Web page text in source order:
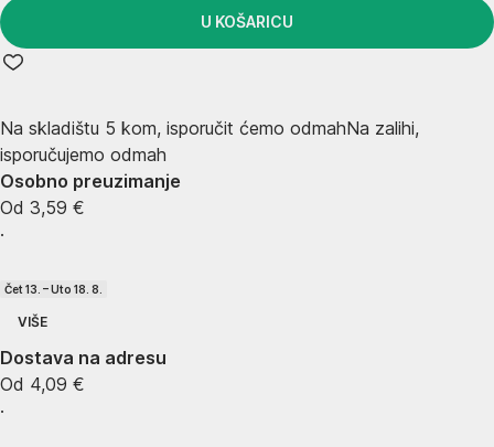
U KOŠARICU
Na skladištu 5 kom, isporučit ćemo odmahNa zalihi,
isporučujemo odmah
Osobno preuzimanje
Od 3,59 €
·
Čet 13. – Uto 18. 8.
VIŠE
Dostava na adresu
Od 4,09 €
·